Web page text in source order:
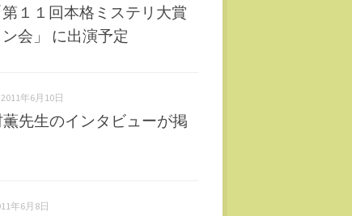
１１回本格ミステリ大賞
会」 に出演予定
2011年6月10日
薫先生のインタビューが掲
年6月8日